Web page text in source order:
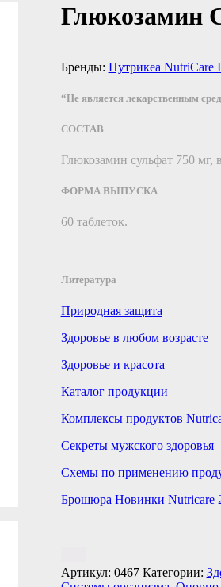
Глюкозамин
Бренды: Нутрикеа NutriCare
“Не является лекарственным
СОСТАВ
Глюкозамин сульфат 750 мг,
ФОРМА ВЫПУСКА
60 таблеток.
Литература
Природная защита
Здоровье в любом возрасте
Здоровье и красота
Каталог продукции
Комплексы продуктов
Секреты мужского здоровья
Схемы по применению
Брошюра Новинки Nutricare
Артикул: 0467 Категории: